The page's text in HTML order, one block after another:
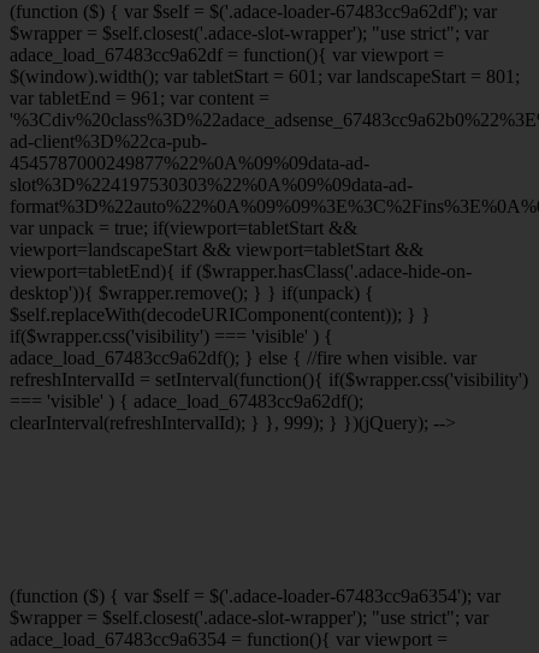
(function ($) { var $self = $('.adace-loader-67483cc9a62df'); var
$wrapper = $self.closest('.adace-slot-wrapper'); "use strict"; var
adace_load_67483cc9a62df = function(){ var viewport =
$(window).width(); var tabletStart = 601; var landscapeStart = 801;
var tabletEnd = 961; var content =
ad-client%3D%22ca-pub-
4545787000249877%22%0A%09%09data-ad-
slot%3D%224197530303%22%0A%09%09data-ad-
var unpack = true; if(viewport=tabletStart &&
viewport=landscapeStart && viewport=tabletStart &&
viewport=tabletEnd){ if ($wrapper.hasClass('.adace-hide-on-
desktop')){ $wrapper.remove(); } } if(unpack) {
$self.replaceWith(decodeURIComponent(content)); } }
if($wrapper.css('visibility') === 'visible' ) {
adace_load_67483cc9a62df(); } else { //fire when visible. var
refreshIntervalId = setInterval(function(){ if($wrapper.css('visibility')
=== 'visible' ) { adace_load_67483cc9a62df();
clearInterval(refreshIntervalId); } }, 999); } })(jQuery); -->
(function ($) { var $self = $('.adace-loader-67483cc9a6354'); var
$wrapper = $self.closest('.adace-slot-wrapper'); "use strict"; var
adace_load_67483cc9a6354 = function(){ var viewport =